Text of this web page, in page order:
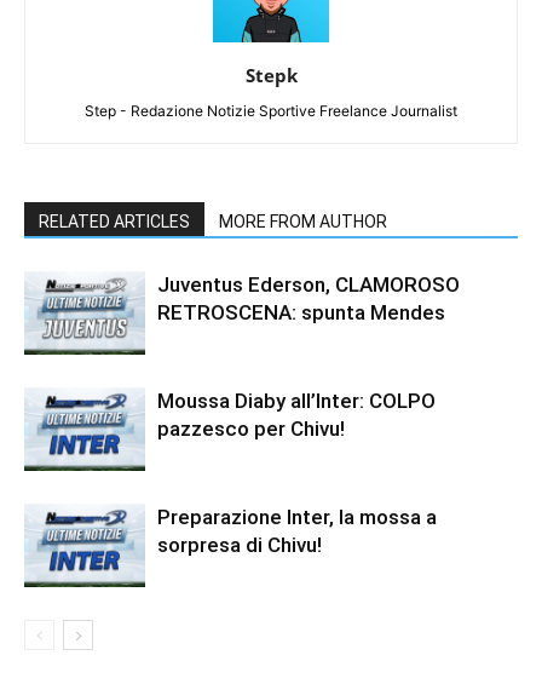
Stepk
Step - Redazione Notizie Sportive Freelance Journalist
RELATED ARTICLES MORE FROM AUTHOR
Juventus Ederson, CLAMOROSO
RETROSCENA: spunta Mendes
Moussa Diaby all’Inter: COLPO
pazzesco per Chivu!
Preparazione Inter, la mossa a
sorpresa di Chivu!